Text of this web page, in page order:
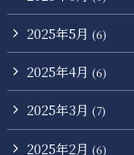
2025年5月 (6)
2025年4月 (6)
2025年3月 (7)
2025年2月 (6)